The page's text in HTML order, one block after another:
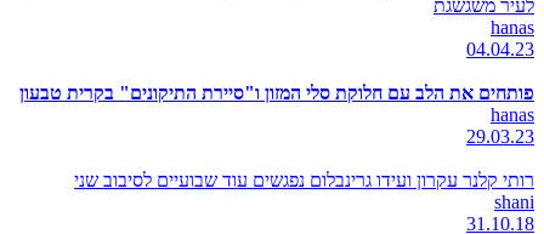
לעיר משגשגת
hanas
04.04.23
פותחים את הלב עם חלוקת סלי המזון ו"סיירת התיקונים" בקרית טבעון
hanas
29.03.23
רותי קלנר עקרון ועידו גרינבלום נפגשים עוד שבועיים לסיבוב שני
shani
31.10.18